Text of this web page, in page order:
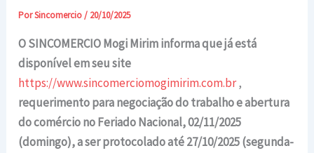
PorSincomercio/ 20/10/2025
O SINCOMERCIO Mogi Mirim informa que já está
disponível em seu site
https://www.sincomerciomogimirim.com.br,
requerimento para negociação do trabalho e abertura
do comércio no Feriado Nacional, 02/11/2025
(domingo), a ser protocolado até 27/10/2025 (segunda-